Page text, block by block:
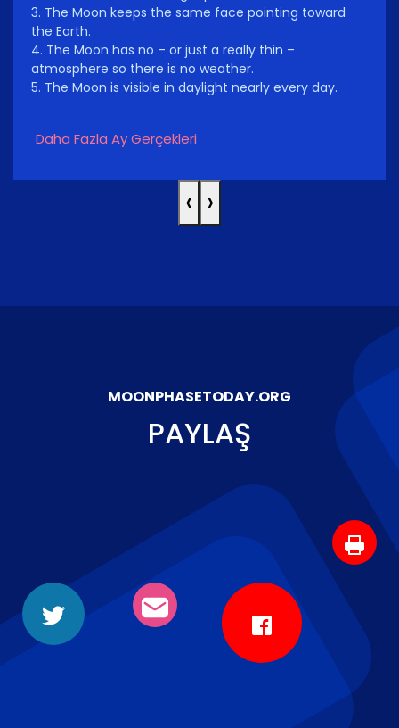
3. The Moon keeps the same face pointing toward
the Earth.
4. The Moon has no – or just a really thin –
atmosphere so there is no weather.
5. The Moon is visible in daylight nearly every day.
Daha Fazla Ay Gerçekleri
‹ ›
MOONPHASETODAY.ORG
PAYLAŞ